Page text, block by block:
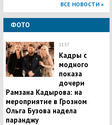
ВСЕ НОВОСТИ »
ФОТО
11:57
Кадры с
модного
показа
дочери
Рамзана Кадырова: на
мероприятие в Грозном
Ольга Бузова надела
паранджу